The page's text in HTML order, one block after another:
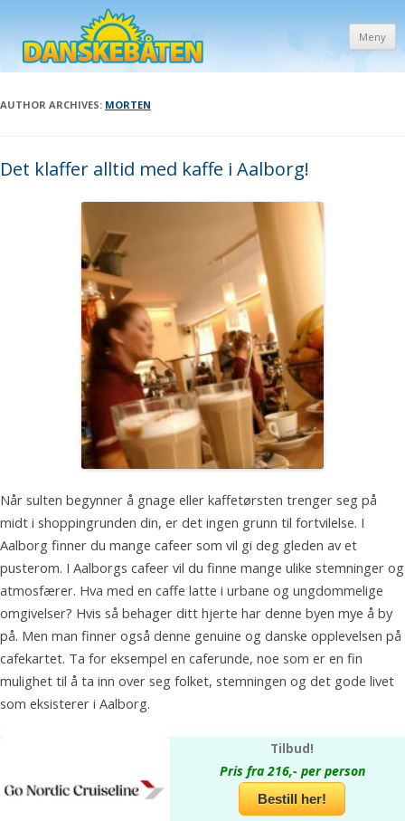
Meny
AUTHOR ARCHIVES: MORTEN
Det klaffer alltid med kaffe i Aalborg!
Når sulten begynner å gnage eller kaffetørsten trenger seg på
midt i shoppingrunden din, er det ingen grunn til fortvilelse. I
Aalborg finner du mange cafeer som vil gi deg gleden av et
pusterom. I Aalborgs cafeer vil du finne mange ulike stemninger og
atmosfærer. Hva med en caffe latte i urbane og ungdommelige
omgivelser? Hvis så behager ditt hjerte har denne byen mye å by
på. Men man finner også denne genuine og danske opplevelsen på
cafekartet. Ta for eksempel en caferunde, noe som er en fin
mulighet til å ta inn over seg folket, stemningen og det gode livet
som eksisterer i Aalborg.
Tilbud!
Pris fra 216,- per person
Bestill her!